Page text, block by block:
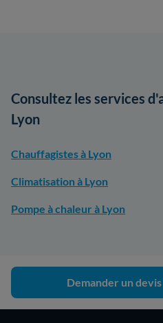
Consultez les services
Lyon
Chauffagistes à Lyon
Climatisation à Lyon
Pompe à chaleur à Lyon
Demander un